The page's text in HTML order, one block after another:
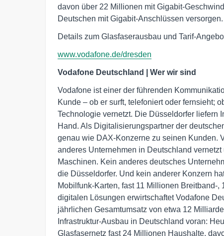
davon über 22 Millionen mit Gigabit-
Deutschen mit Gigabit-Anschlüssen versorgen.
Details zum Glasfaserausbau und Tarif-
www.vodafone.de/dresden
Vodafone Deutschland | Wer wir sind
Vodafone ist einer der führenden
Kunde – ob er surft, telefoniert oder fernsieht;
Technologie vernetzt. Die Düsseldorfer liefern
Hand. Als Digitalisierungspartner der
genau wie DAX-Konzerne zu seinen Kunden.
anderes Unternehmen in Deutschland
Maschinen. Kein anderes deutsches
die Düsseldorfer. Und kein anderer Konzern
Mobilfunk-Karten, fast 11 Millionen Breitband-
digitalen Lösungen erwirtschaftet Vodafone
jährlichen Gesamtumsatz von etwa 12
Infrastruktur-Ausbau in Deutschland voran:
Glasfasernetz fast 24 Millionen Haushalte,